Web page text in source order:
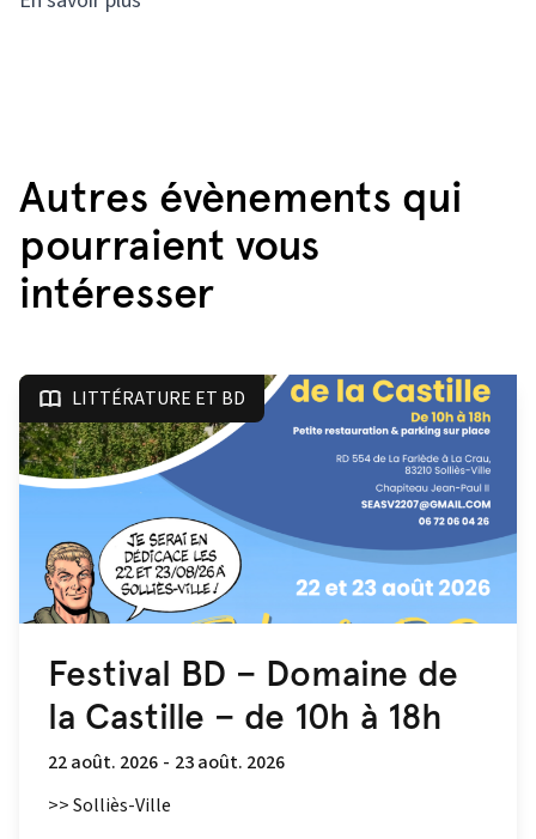
Autres évènements qui
pourraient vous
intéresser
LITTÉRATURE ET BD
Festival BD – Domaine de
la Castille – de 10h à 18h
22 août. 2026 - 23 août. 2026
>> Solliès-Ville